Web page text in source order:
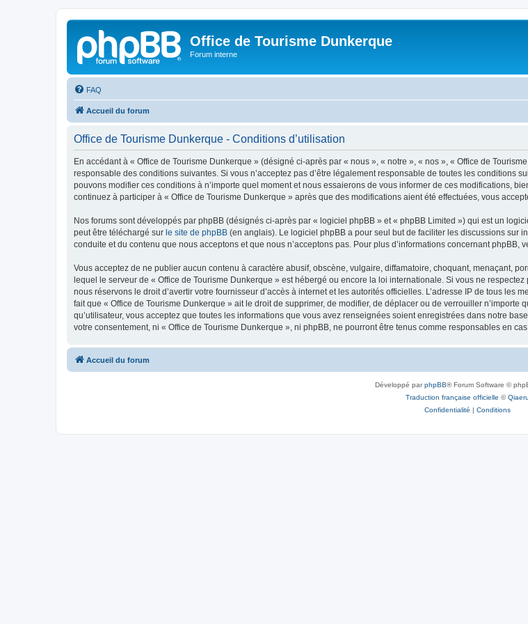
Office de Tourisme Dunkerque
Forum interne
FAQ
Accueil du forum
Office de Tourisme Dunkerque - Conditions d’utilisation
En accédant à « Office de Tourisme Dunkerque » (désigné ci-après par « nous », « notre », « nos », « Office de
responsable des conditions suivantes. Si vous n’acceptez pas d’être légalement responsable de toutes les conditions
pouvons modifier ces conditions à n’importe quel moment et nous essaierons de vous informer de ces modifications,
continuez à participer à « Office de Tourisme Dunkerque » après que des modifications aient été effectuées, vous
Nos forums sont développés par phpBB (désignés ci-après par « logiciel phpBB » et « phpBB Limited ») qui est un
peut être téléchargé sur le site de phpBB (en anglais). Le logiciel phpBB a pour seul but de faciliter les discussions sur
conduite et du contenu que nous acceptons et que nous n’acceptons pas. Pour plus d’informations concernant phpBB,
Vous acceptez de ne publier aucun contenu à caractère abusif, obscène, vulgaire, diffamatoire, choquant, menaçant,
lequel le serveur de « Office de Tourisme Dunkerque » est hébergé ou encore la loi internationale. Si vous ne
nous réservons le droit d’avertir votre fournisseur d’accès à internet et les autorités officielles. L’adresse IP de tous les
fait que « Office de Tourisme Dunkerque » ait le droit de supprimer, de modifier, de déplacer ou de verrouiller
qu’utilisateur, vous acceptez que toutes les informations que vous avez renseignées soient enregistrées dans notre
votre consentement, ni « Office de Tourisme Dunkerque », ni phpBB, ne pourront être tenus comme responsables en
Accueil du forum
Développé parphpBB® Forum Software ©
Traduction française officielle ©Qiaeru
Confidentialité | Conditions